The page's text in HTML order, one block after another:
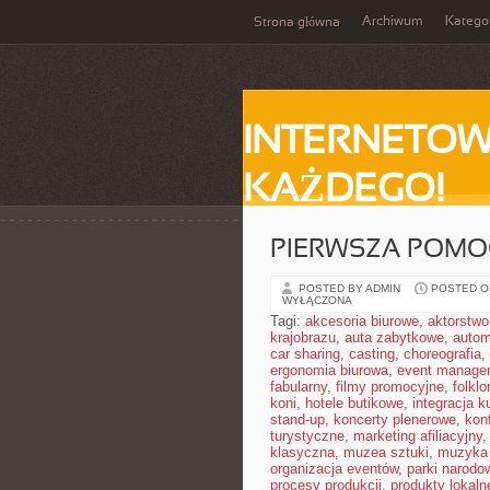
Strona główna Archiwum
KAŻDEGO!
PIERWSZA
POSTED BY ADMIN POSTED
WYŁĄCZONA
Tagi: akcesoria biurowe, aktorstwo
krajobrazu, auta zabytkowe,
car sharing, casting, choreografia,
ergonomia biurowa, event manager
fabularny, filmy promocyjne, folklor
koni, hotele butikowe, integracja
stand-up, koncerty plenerowe,
turystyczne, marketing afiliacyjny,
klasyczna, muzea sztuki,
organizacja eventów, parki
procesy produkcji, produkty